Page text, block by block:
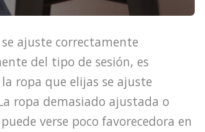
ajuste correctamente
del tipo de sesión, es
ropa que elijas se ajuste
ropa demasiado ajustada o
verse poco favorecedora en